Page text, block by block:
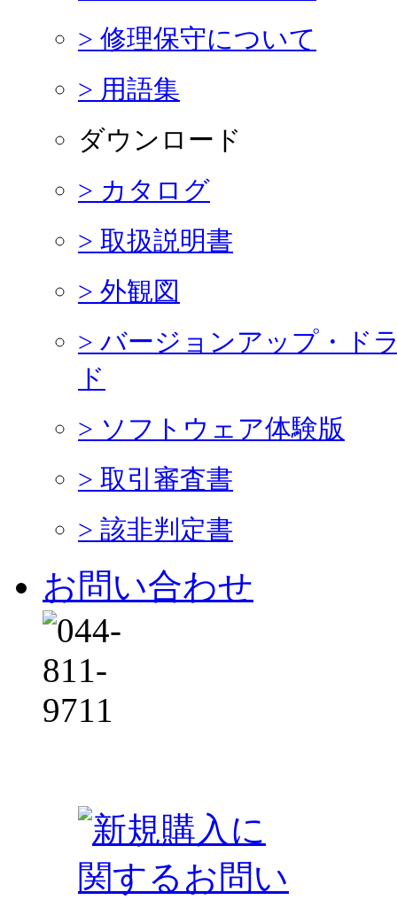
> 修理保守について
> 用語集
ダウンロード
> カタログ
> 取扱説明書
> 外観図
> バージョンアップ・ド
ド
> ソフトウェア体験版
> 取引審査書
> 該非判定書
お問い合わせ